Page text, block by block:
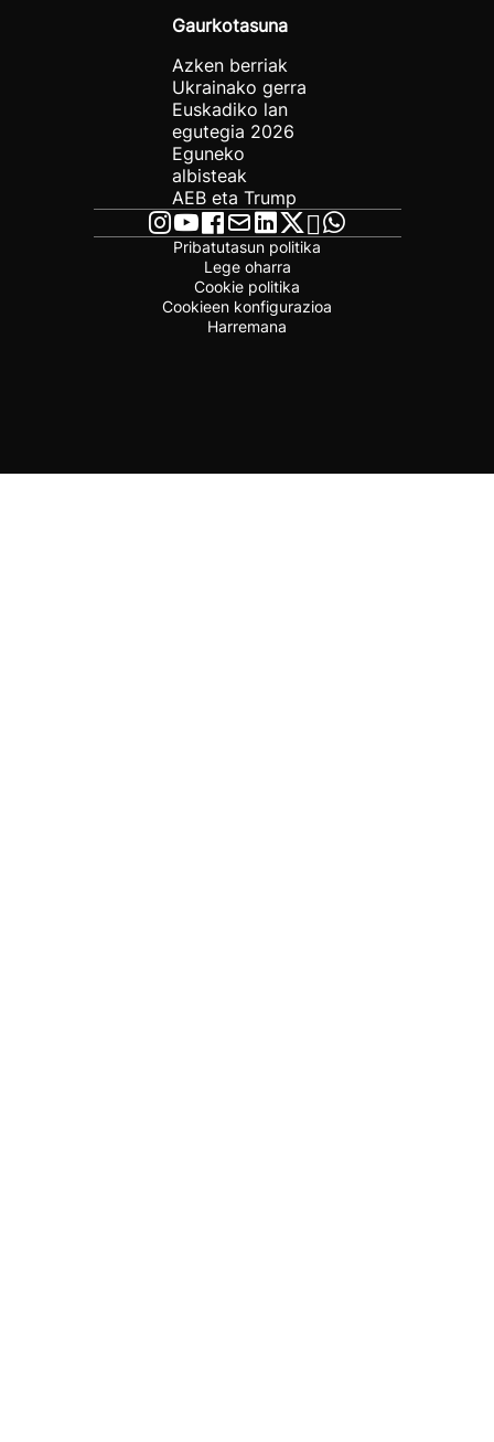
Gaurkotasuna
Azken berriak
Ukrainako gerra
Euskadiko lan
egutegia 2026
Eguneko
albisteak
AEB eta Trump
Pribatutasun politika
Lege oharra
Cookie politika
Cookieen konfigurazioa
Harremana